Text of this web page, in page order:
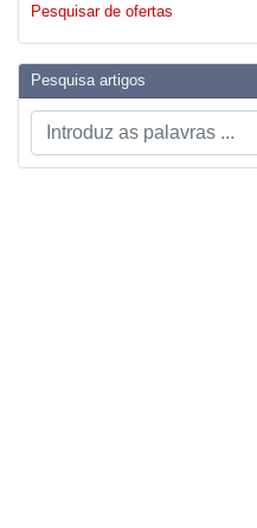
Pesquisar de ofertas
Pesquisa artigos